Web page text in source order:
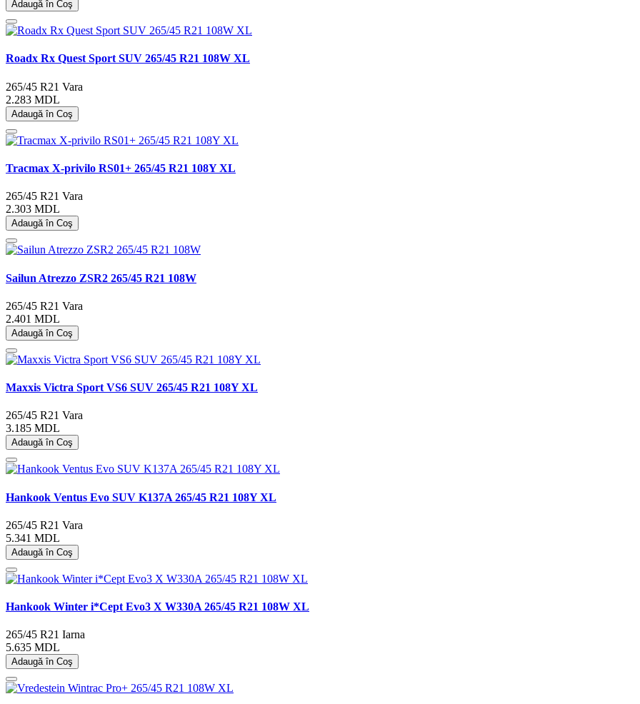
Adaugă în Coş
Roadx Rx Quest Sport SUV 265/45 R21 108W XL
265/45 R21 Vara
2.283 MDL
Adaugă în Coş
Tracmax X-privilo RS01+ 265/45 R21 108Y XL
265/45 R21 Vara
2.303 MDL
Adaugă în Coş
Sailun Atrezzo ZSR2 265/45 R21 108W
265/45 R21 Vara
2.401 MDL
Adaugă în Coş
Maxxis Victra Sport VS6 SUV 265/45 R21 108Y XL
265/45 R21 Vara
3.185 MDL
Adaugă în Coş
Hankook Ventus Evo SUV K137A 265/45 R21 108Y XL
265/45 R21 Vara
5.341 MDL
Adaugă în Coş
Hankook Winter i*Cept Evo3 X W330A 265/45 R21 108W XL
265/45 R21 Iarna
5.635 MDL
Adaugă în Coş